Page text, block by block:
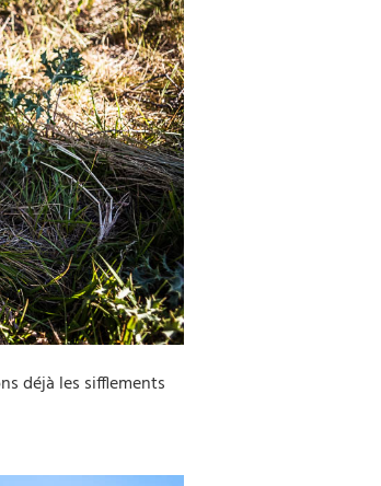
déjà les sifflements